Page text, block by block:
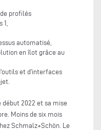
profilés
automatisé,
en îlot grâce au
et d'interfaces
2022 et sa mise
Moins de six mois
Schmalz+Schön. Le